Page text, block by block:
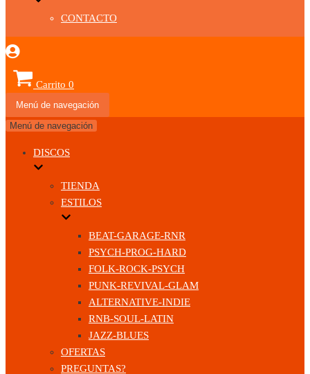
CONTACTO
Carrito 0
Menú de navegación
Menú de navegación
DISCOS
TIENDA
ESTILOS
BEAT-GARAGE-RNR
PSYCH-PROG-HARD
FOLK-ROCK-PSYCH
PUNK-REVIVAL-GLAM
ALTERNATIVE-INDIE
RNB-SOUL-LATIN
JAZZ-BLUES
OFERTAS
PREGUNTAS?